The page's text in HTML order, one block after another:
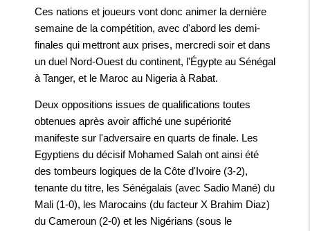
Ces nations et joueurs vont donc animer la dernière
semaine de la compétition, avec d'abord les demi-
finales qui mettront aux prises, mercredi soir et dans
un duel Nord-Ouest du continent, l'Égypte au Sénégal
à Tanger, et le Maroc au Nigeria à Rabat.
Deux oppositions issues de qualifications toutes
obtenues après avoir affiché une supériorité
manifeste sur l'adversaire en quarts de finale. Les
Egyptiens du décisif Mohamed Salah ont ainsi été
des tombeurs logiques de la Côte d'Ivoire (3-2),
tenante du titre, les Sénégalais (avec Sadio Mané) du
Mali (1-0), les Marocains (du facteur X Brahim Diaz)
du Cameroun (2-0) et les Nigérians (sous le